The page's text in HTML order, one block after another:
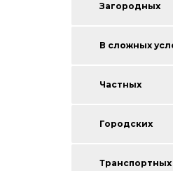
Загородных
В сложных
Частных
Городских
Транспортных